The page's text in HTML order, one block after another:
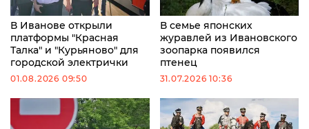
В Иванове открыли
платформы "Красная
Талка" и "Курьяново" для
городской электрички
01.08.2026 09:50
В семье японских
журавлей из Ивановского
зоопарка появился
птенец
31.07.2026 10:36